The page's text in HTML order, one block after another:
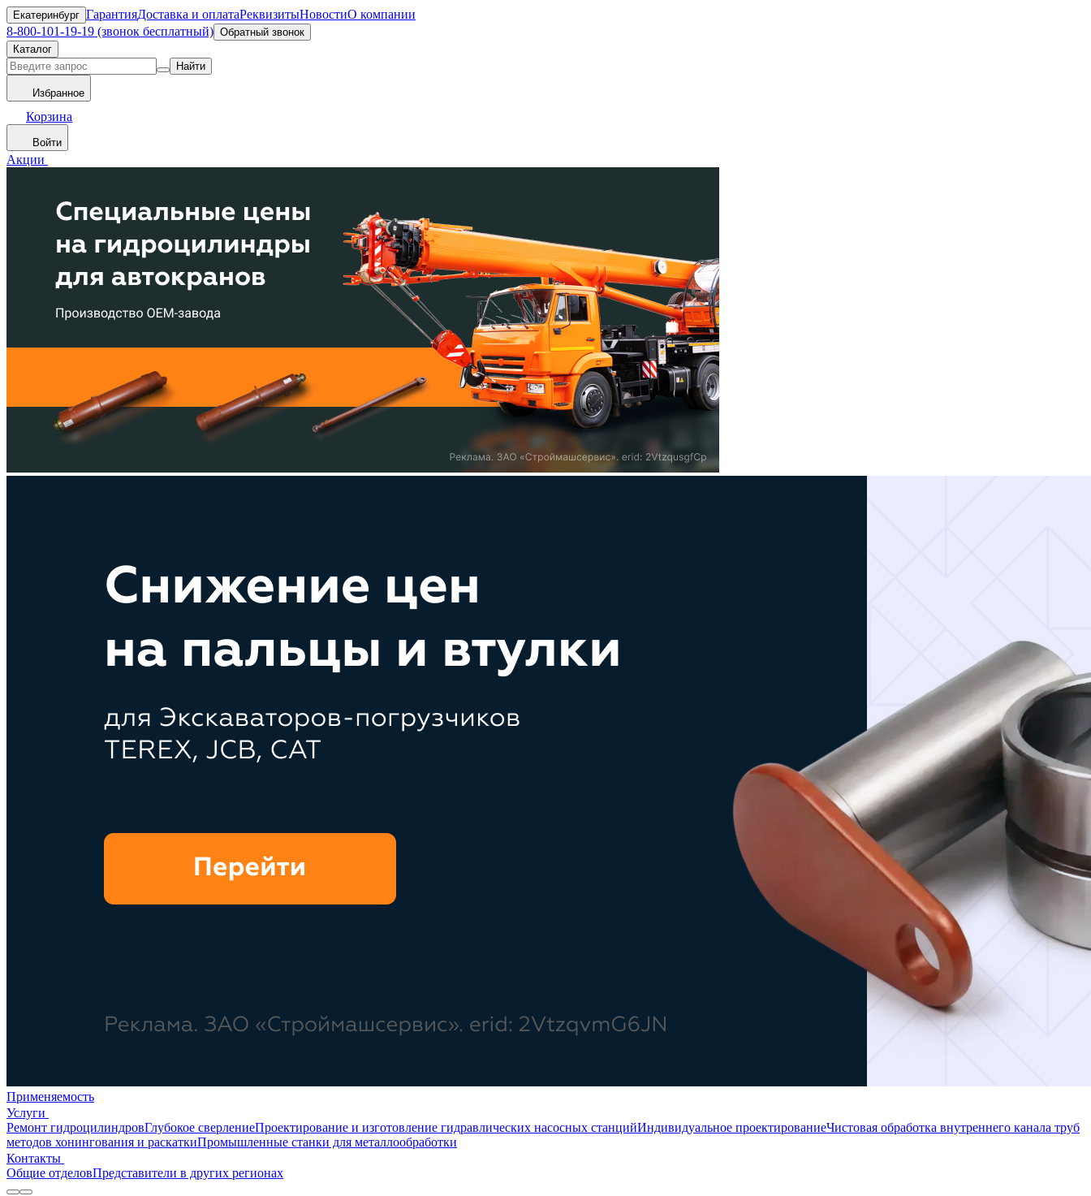
Екатеринбург ГарантияДоставка и оплатаРеквизитыНовостиО компании
8-800-101-19-19 (звонок бесплатный) Обратный звонок
Каталог
Найти
Избранное
Корзина
Войти
Акции
Применяемость
Услуги
Ремонт гидроцилиндровГлубокое сверлениеПроектирование и изготовление гидравлических насосных станцийИндивидуальное проектированиеЧистовая обработка внутреннего канала труб
методов хонингования и раскаткиПромышленные станки для металлообработки
Контакты
Общие отделовПредставители в других регионах